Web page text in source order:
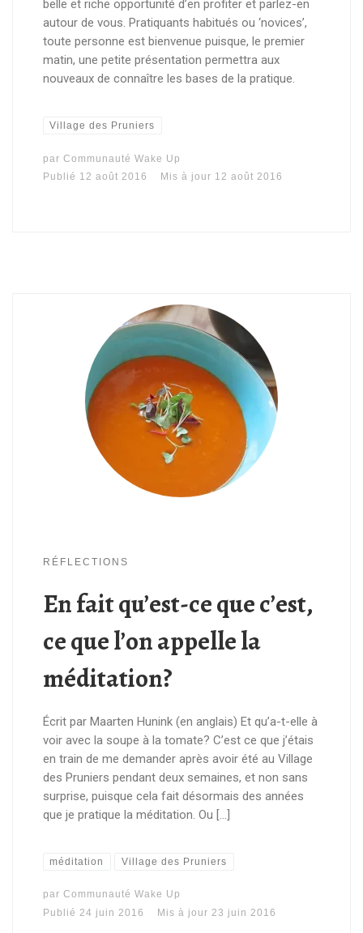
belle et riche opportunité d’en profiter et parlez-en
autour de vous. Pratiquants habitués ou ‘novices’,
toute personne est bienvenue puisque, le premier
matin, une petite présentation permettra aux
nouveaux de connaître les bases de la pratique.
Village des Pruniers
par Communauté Wake Up
Publié 12 août 2016 Mis à jour 12 août 2016
RÉFLECTIONS
En fait qu’est-ce que c’est,
ce que l’on appelle la
méditation?
Écrit par Maarten Hunink (en anglais) Et qu’a-t-elle à
voir avec la soupe à la tomate? C’est ce que j’étais
en train de me demander après avoir été au Village
des Pruniers pendant deux semaines, et non sans
surprise, puisque cela fait désormais des années
que je pratique la méditation. Ou […]
méditation Village des Pruniers
par Communauté Wake Up
Publié 24 juin 2016 Mis à jour 23 juin 2016